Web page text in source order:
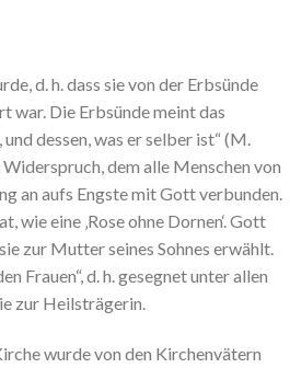
d. h. dass sie von der Erbsünde
war. Die Erbsünde meint das
dessen, was er selber ist“ (M.
dem alle Menschen von
an aufs Engste mit Gott verbunden.
eine ‚Rose ohne Dornen‘. Gott
zur Mutter seines Sohnes erwählt.
Frauen“, d. h. gesegnet unter allen
zur Heilsträgerin.
wurde von den Kirchenvätern